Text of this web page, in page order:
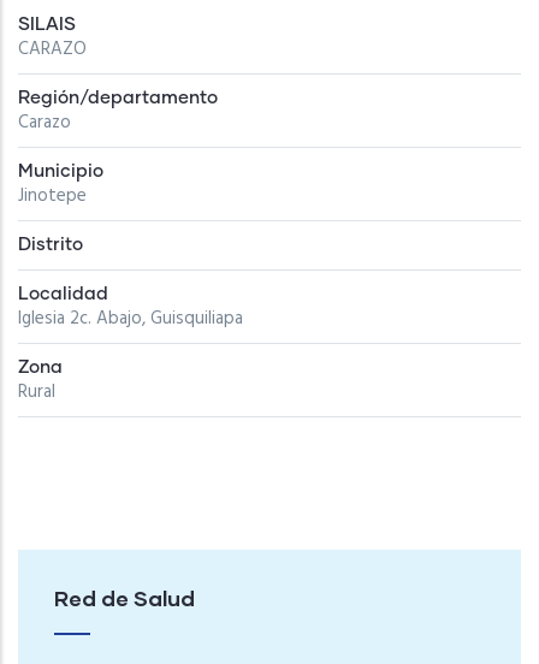
SILAIS
CARAZO
Región/departamento
Carazo
Municipio
Jinotepe
Distrito
Localidad
Iglesia 2c. Abajo, Guisquiliapa
Zona
Rural
Red de Salud